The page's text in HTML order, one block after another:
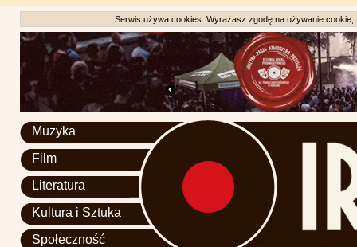
Serwis używa cookies. Wyrażasz zgodę na używanie
Muzyka
Film
Literatura
Kultura i Sztuka
Społeczność